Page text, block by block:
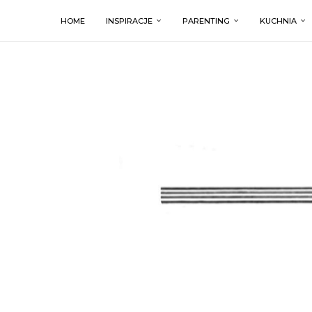
HOME INSPIRACJE PARENTING KUCHNIA